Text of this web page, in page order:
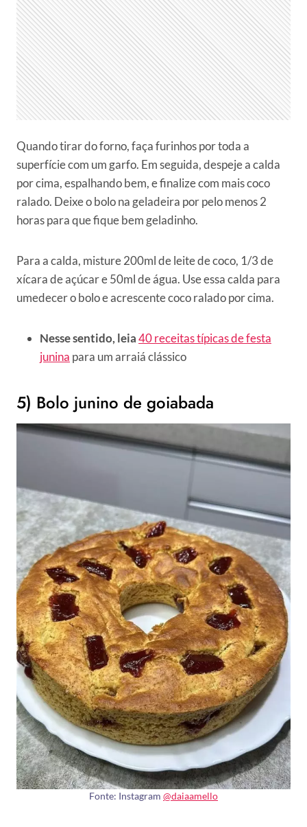
Quando tirar do forno, faça furinhos por toda a
superfície com um garfo. Em seguida, despeje a calda
por cima, espalhando bem, e finalize com mais coco
ralado. Deixe o bolo na geladeira por pelo menos 2
horas para que fique bem geladinho.
Para a calda, misture 200ml de leite de coco, 1/3 de
xícara de açúcar e 50ml de água. Use essa calda para
umedecer o bolo e acrescente coco ralado por cima.
Nesse sentido, leia40 receitas típicas de festa
junina para um arraiá clássico
5) Bolo junino de goiabada
Fonte: Instagram @daiaamello